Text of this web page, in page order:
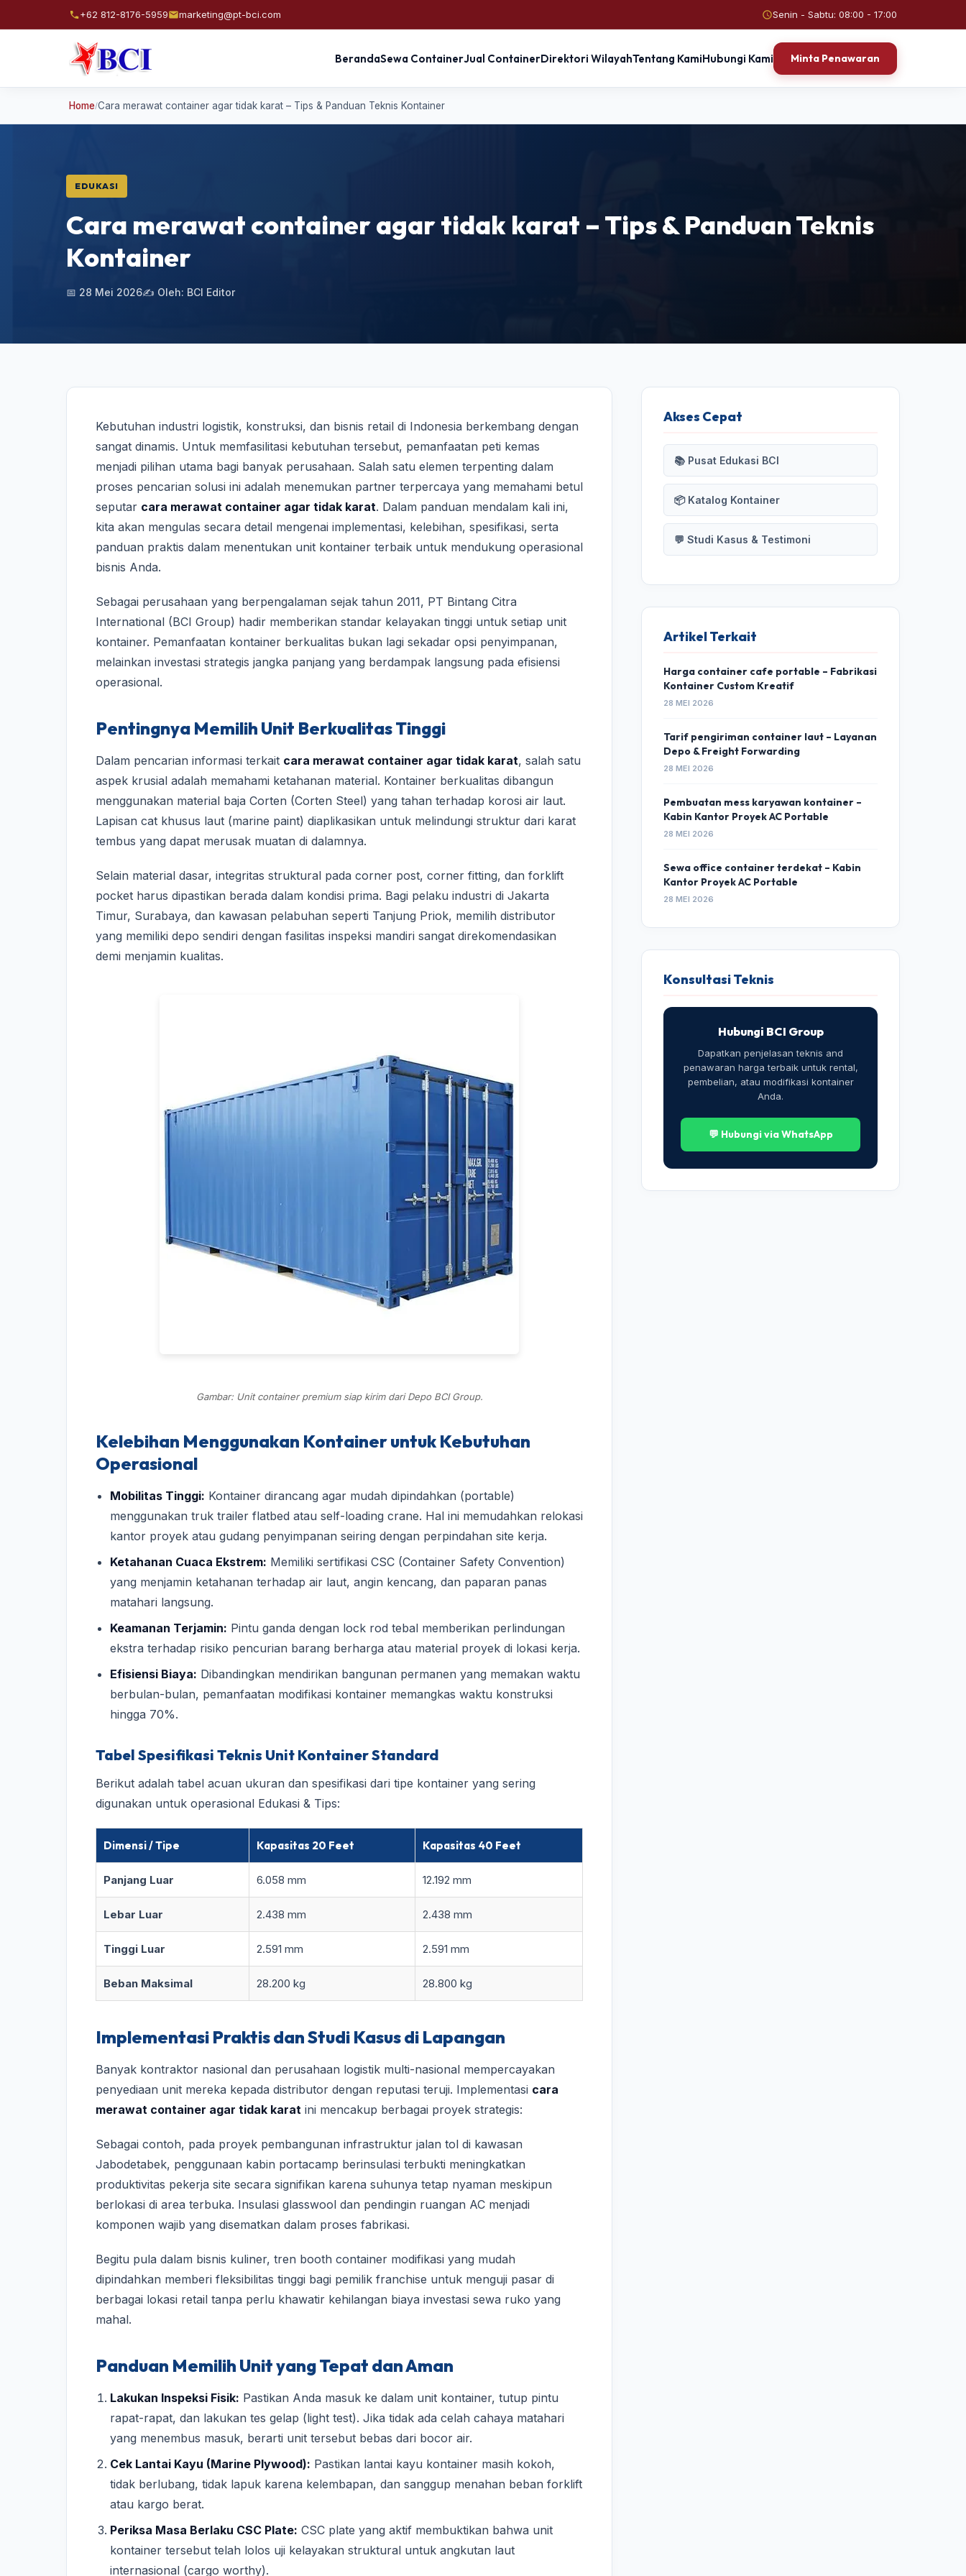
+62 812-8176-5959 marketing@pt-bci.com Senin - Sabtu: 08:00 - 17:00
BerandaSewa ContainerJual ContainerDirektori WilayahTentang KamiHubungi Kami Minta Penawaran
Home/Cara merawat container agar tidak karat – Tips & Panduan Teknis Kontainer
EDUKASI
Cara merawat container agar tidak karat – Tips & Panduan Teknis
Kontainer
📅 28 Mei 2026✍️ Oleh: BCI Editor
Kebutuhan industri logistik, konstruksi, dan bisnis retail di Indonesia berkembang dengan
sangat dinamis. Untuk memfasilitasi kebutuhan tersebut, pemanfaatan peti kemas
menjadi pilihan utama bagi banyak perusahaan. Salah satu elemen terpenting dalam
proses pencarian solusi ini adalah menemukan partner terpercaya yang memahami betul
seputar cara merawat container agar tidak karat. Dalam panduan mendalam kali ini,
kita akan mengulas secara detail mengenai implementasi, kelebihan, spesifikasi, serta
panduan praktis dalam menentukan unit kontainer terbaik untuk mendukung operasional
bisnis Anda.
Sebagai perusahaan yang berpengalaman sejak tahun 2011, PT Bintang Citra
International (BCI Group) hadir memberikan standar kelayakan tinggi untuk setiap unit
kontainer. Pemanfaatan kontainer berkualitas bukan lagi sekadar opsi penyimpanan,
melainkan investasi strategis jangka panjang yang berdampak langsung pada efisiensi
operasional.
Pentingnya Memilih Unit Berkualitas Tinggi
Dalam pencarian informasi terkait cara merawat container agar tidak karat, salah satu
aspek krusial adalah memahami ketahanan material. Kontainer berkualitas dibangun
menggunakan material baja Corten (Corten Steel) yang tahan terhadap korosi air laut.
Lapisan cat khusus laut (marine paint) diaplikasikan untuk melindungi struktur dari karat
tembus yang dapat merusak muatan di dalamnya.
Selain material dasar, integritas struktural pada corner post, corner fitting, dan forklift
pocket harus dipastikan berada dalam kondisi prima. Bagi pelaku industri di Jakarta
Timur, Surabaya, dan kawasan pelabuhan seperti Tanjung Priok, memilih distributor
yang memiliki depo sendiri dengan fasilitas inspeksi mandiri sangat direkomendasikan
demi menjamin kualitas.
Gambar: Unit container premium siap kirim dari Depo BCI Group.
Kelebihan Menggunakan Kontainer untuk Kebutuhan
Operasional
Mobilitas Tinggi: Kontainer dirancang agar mudah dipindahkan (portable)
menggunakan truk trailer flatbed atau self-loading crane. Hal ini memudahkan relokasi
kantor proyek atau gudang penyimpanan seiring dengan perpindahan site kerja.
Ketahanan Cuaca Ekstrem: Memiliki sertifikasi CSC (Container Safety Convention)
yang menjamin ketahanan terhadap air laut, angin kencang, dan paparan panas
matahari langsung.
Keamanan Terjamin: Pintu ganda dengan lock rod tebal memberikan perlindungan
ekstra terhadap risiko pencurian barang berharga atau material proyek di lokasi kerja.
Efisiensi Biaya: Dibandingkan mendirikan bangunan permanen yang memakan waktu
berbulan-bulan, pemanfaatan modifikasi kontainer memangkas waktu konstruksi
hingga 70%.
Tabel Spesifikasi Teknis Unit Kontainer Standard
Berikut adalah tabel acuan ukuran dan spesifikasi dari tipe kontainer yang sering
digunakan untuk operasional Edukasi & Tips:
Dimensi / Tipe Kapasitas 20 Feet Kapasitas 40 Feet
Panjang Luar 6.058 mm 12.192 mm
Lebar Luar 2.438 mm 2.438 mm
Tinggi Luar 2.591 mm 2.591 mm
Beban Maksimal 28.200 kg 28.800 kg
Implementasi Praktis dan Studi Kasus di Lapangan
Banyak kontraktor nasional dan perusahaan logistik multi-nasional mempercayakan
penyediaan unit mereka kepada distributor dengan reputasi teruji. Implementasi cara
merawat container agar tidak karat ini mencakup berbagai proyek strategis:
Sebagai contoh, pada proyek pembangunan infrastruktur jalan tol di kawasan
Jabodetabek, penggunaan kabin portacamp berinsulasi terbukti meningkatkan
produktivitas pekerja site secara signifikan karena suhunya tetap nyaman meskipun
berlokasi di area terbuka. Insulasi glasswool dan pendingin ruangan AC menjadi
komponen wajib yang disematkan dalam proses fabrikasi.
Begitu pula dalam bisnis kuliner, tren booth container modifikasi yang mudah
dipindahkan memberi fleksibilitas tinggi bagi pemilik franchise untuk menguji pasar di
berbagai lokasi retail tanpa perlu khawatir kehilangan biaya investasi sewa ruko yang
mahal.
Panduan Memilih Unit yang Tepat dan Aman
Lakukan Inspeksi Fisik: Pastikan Anda masuk ke dalam unit kontainer, tutup pintu
rapat-rapat, dan lakukan tes gelap (light test). Jika tidak ada celah cahaya matahari
yang menembus masuk, berarti unit tersebut bebas dari bocor air.
Cek Lantai Kayu (Marine Plywood): Pastikan lantai kayu kontainer masih kokoh,
tidak berlubang, tidak lapuk karena kelembapan, dan sanggup menahan beban forklift
atau kargo berat.
Periksa Masa Berlaku CSC Plate: CSC plate yang aktif membuktikan bahwa unit
kontainer tersebut telah lolos uji kelayakan struktural untuk angkutan laut
internasional (cargo worthy).
Akses Cepat
📚 Pusat Edukasi BCI
📦 Katalog Kontainer
💬 Studi Kasus & Testimoni
Artikel Terkait
Harga container cafe portable – Fabrikasi
Kontainer Custom Kreatif
28 MEI 2026
Tarif pengiriman container laut – Layanan
Depo & Freight Forwarding
28 MEI 2026
Pembuatan mess karyawan kontainer –
Kabin Kantor Proyek AC Portable
28 MEI 2026
Sewa office container terdekat – Kabin
Kantor Proyek AC Portable
28 MEI 2026
Konsultasi Teknis
Hubungi BCI Group
Dapatkan penjelasan teknis and
penawaran harga terbaik untuk rental,
pembelian, atau modifikasi kontainer
Anda.
💬 Hubungi via WhatsApp